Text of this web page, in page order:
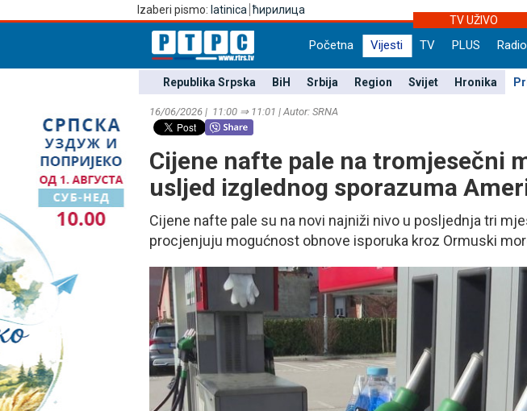
Izaberi pismo: latinica ћирилица
TV UŽIVO
Početna Vijesti TV PLUS Radio
Republika Srpska BiH Srbija Region Svijet Hronika
16/06/2026 | 11:00 ⇒ 11:01 | Autor: SRNA
Cijene nafte pale na tromjesečni
usljed izglednog sporazuma
Cijene nafte pale su na novi najniži nivo u posljednja tri
procjenjuju mogućnost obnove isporuka kroz Ormuski